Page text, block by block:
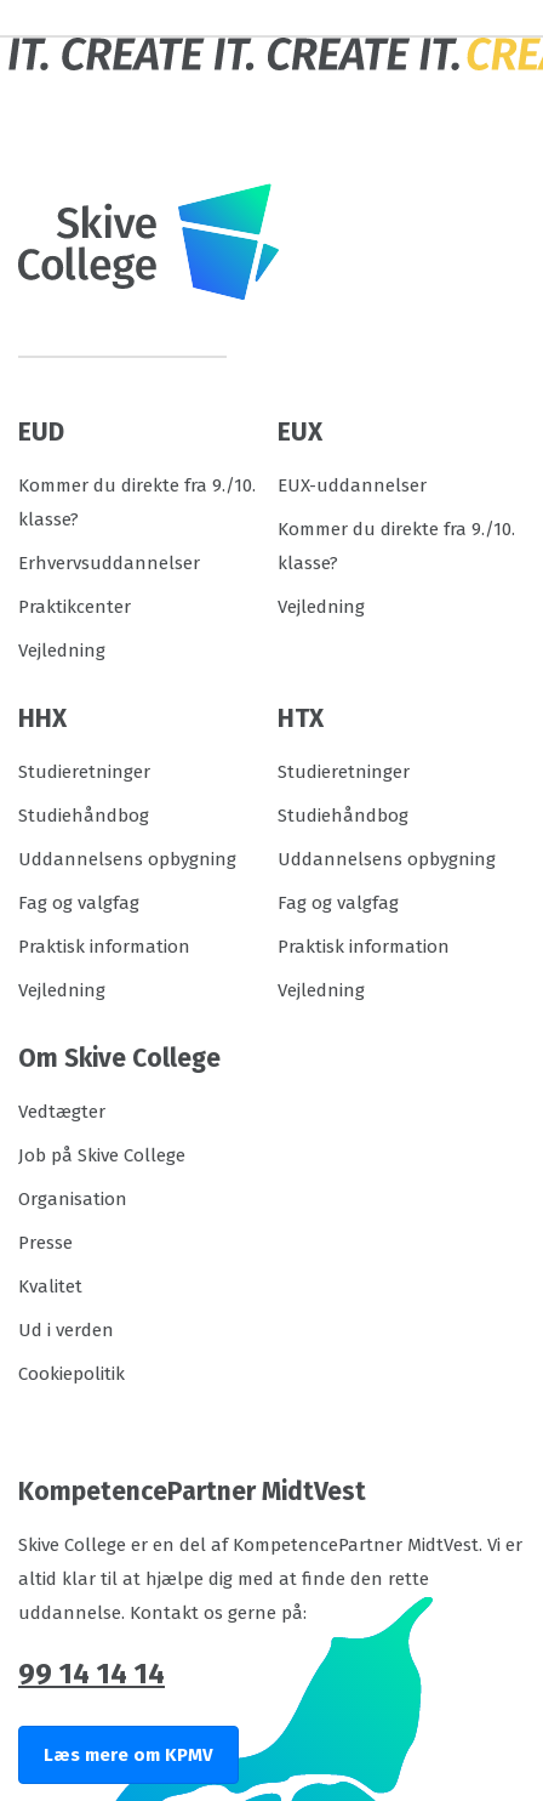
EUD
Kommer du direkte fra 9./10.
klasse?
Erhvervsuddannelser
Praktikcenter
Vejledning
EUX
EUX-uddannelser
Kommer du direkte fra 9./10.
klasse?
Vejledning
HHX
Studieretninger
Studiehåndbog
Uddannelsens opbygning
Fag og valgfag
Praktisk information
Vejledning
HTX
Studieretninger
Studiehåndbog
Uddannelsens opbygning
Fag og valgfag
Praktisk information
Vejledning
Om Skive College
Vedtægter
Job på Skive College
Organisation
Presse
Kvalitet
Ud i verden
Cookiepolitik
KompetencePartner MidtVest
Skive College er en del af KompetencePartner MidtVest. Vi er
altid klar til at hjælpe dig med at finde den rette
uddannelse. Kontakt os gerne på:
99 14 14 14
Læs mere om KPMV